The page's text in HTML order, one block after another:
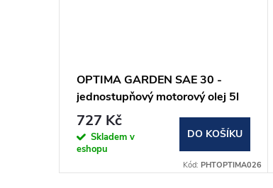
OPTIMA GARDEN SAE 30 -
jednostupňový motorový olej 5l
727 Kč
Skladem v
eshopu
DO KOŠÍKU
Kód:PHTOPTIMA026